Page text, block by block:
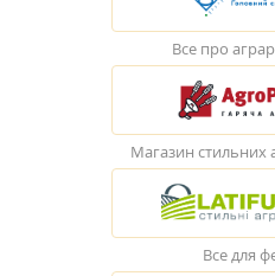
Все про
Магазин стильних
Все для